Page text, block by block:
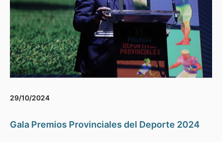
29/10/2024
Gala Premios Provinciales del Deporte 2024